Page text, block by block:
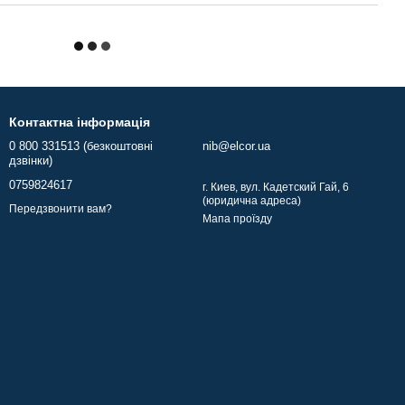
Контактна інформація
0 800 331513 (безкоштовні
дзвінки)
0759824617
Передзвонити вам?
nib@elcor.ua
г. Киев, вул. Кадетский Гай, 6
(юридична адреса)
Мапа проїзду